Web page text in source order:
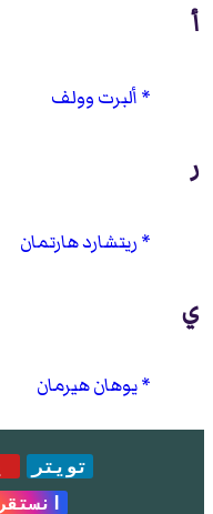
أ
ألبرت وولف
ر
ريتشارد هارتمان
ي
يوهان هيرمان
تويتر